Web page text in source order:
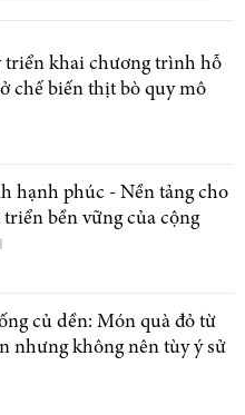
triển khai chương trình hỗ
chế biến thịt bò quy mô
hạnh phúc - Nền tảng cho
triển bền vững của cộng
củ dền: Món quà đỏ từ
nhưng không nên tùy ý sử